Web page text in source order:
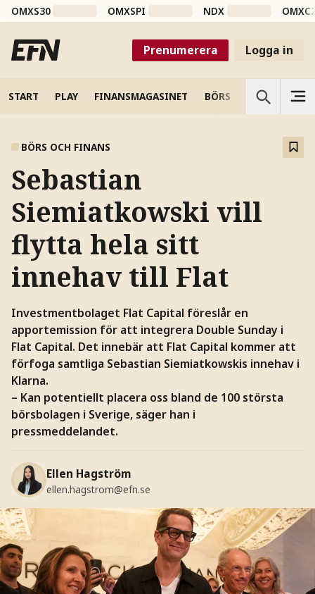
OMXS30 OMXSPI NDX
Prenumerera Logga in
START PLAY FINANSMAGASINET BÖRS VETENSKAP
BÖRS OCH FINANS
Sebastian
Siemiatkowski vill
flytta hela sitt
innehav till Flat
Investmentbolaget Flat Capital föreslår en
apportemission för att integrera Double Sunday i
Flat Capital. Det innebär att Flat Capital kommer att
förfoga samtliga Sebastian Siemiatkowskis innehav i
Klarna.
– Kan potentiellt placera oss bland de 100 största
börsbolagen i Sverige, säger han i
pressmeddelandet.
Ellen Hagström
ellen.hagstrom@efn.se